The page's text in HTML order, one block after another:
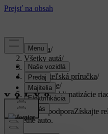
Podpora/
Všetky autá/
XC40 2024/
Používateľská príručka/
Podnebie/
Ovládanie klimatizácie
Prispôsobená podporaZískajte
konkrétne auto.